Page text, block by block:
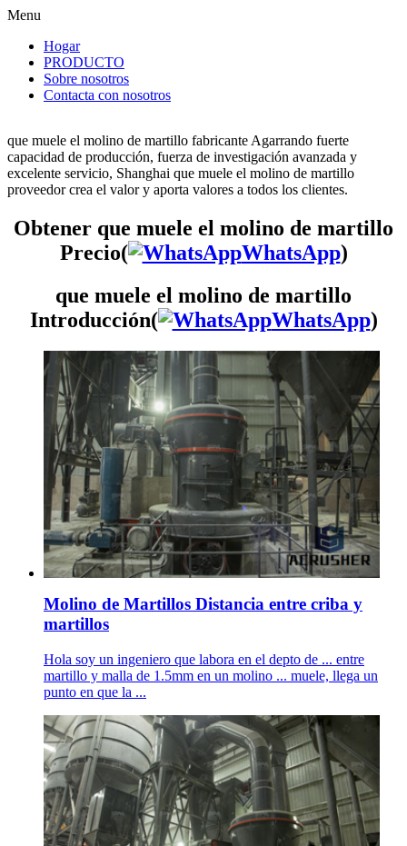
Menu
Hogar
PRODUCTO
Sobre nosotros
Contacta con nosotros
que muele el molino de martillo fabricante Agarrando fuerte
capacidad de producción, fuerza de investigación avanzada y
excelente servicio, Shanghai que muele el molino de martillo
proveedor crea el valor y aporta valores a todos los clientes.
Obtener que muele el molino de martillo
Precio(
WhatsApp)
que muele el molino de martillo
Introducción(
WhatsApp)
Molino de Martillos Distancia entre criba y
martillos
Hola soy un ingeniero que labora en el depto de ... entre
martillo y malla de 1.5mm en un molino ... muele, llega un
punto en que la ...